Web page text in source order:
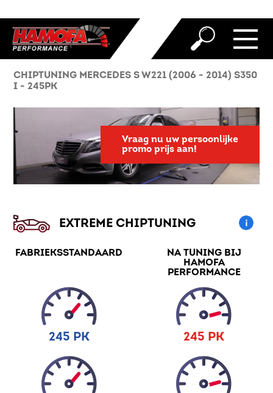
CHIPTUNING MERCEDES S W221 (2006 - 2014) S350
I - 245PK
Vraag nu uw persoonlijke
promo prijs aan!
EXTREME CHIPTUNING
FABRIEKSSTANDAARD
NA TUNING BIJ
HAMOFA
PERFORMANCE
245 PK 245 PK